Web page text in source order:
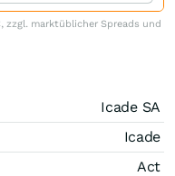
zzgl. marktüblicher Spreads und
Icade SA
Icade
Act